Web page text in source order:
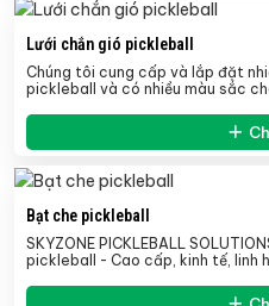
Lưới chắn gió pickleball
Chúng tôi cung cấp và lắp đặt
pickleball và có nhiều màu sắc
Bạt che pickleball
SKYZONE PICKLEBALL
pickleball - Cao cấp, kinh tế, linh